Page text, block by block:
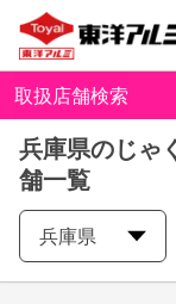
取扱店舗検索
兵庫県のじ
舗一覧
兵庫県